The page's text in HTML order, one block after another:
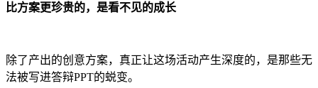
比方案更珍贵的，是看不见的成长
除了产出的创意方案，真正让这场活动产生深度的，是那些无
法被写进答辩PPT的蜕变。